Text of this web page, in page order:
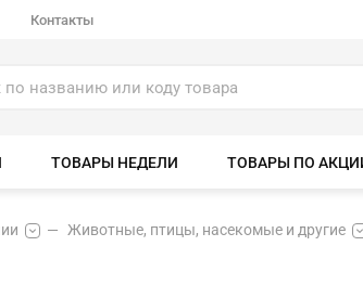
Контакты
ТОВАРЫ НЕДЕЛИ ТОВАРЫ ПО
Животные, птицы, насекомые и другие